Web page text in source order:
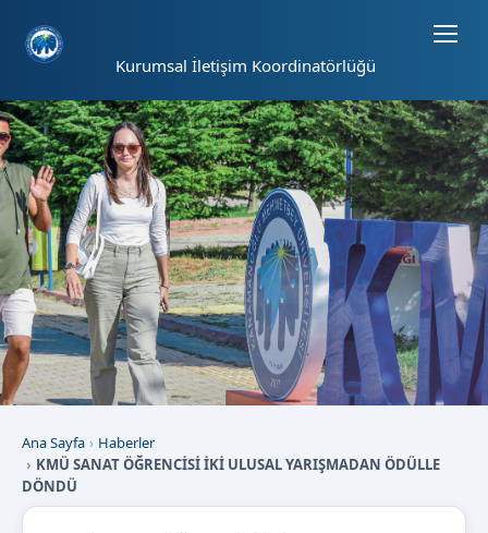
Kurumsal İletişim Koordinatörlüğü
Ana Sayfa
Haberler
KMÜ SANAT ÖĞRENCİSİ İKİ ULUSAL YARIŞMADAN ÖDÜLLE
DÖNDÜ